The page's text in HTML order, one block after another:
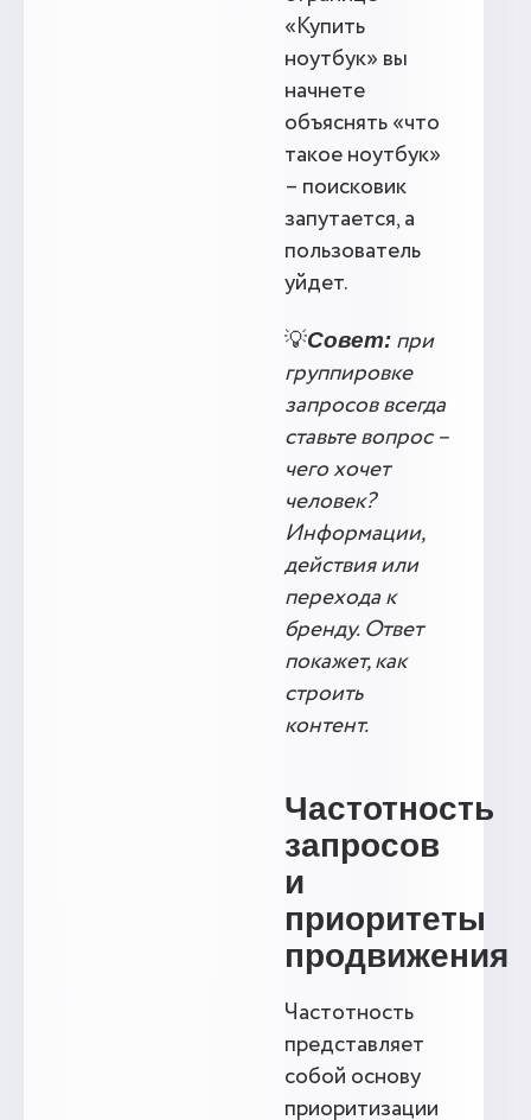
«Купить
ноутбук» вы
начнете
объяснять «что
такое ноутбук»
– поисковик
запутается, а
пользователь
уйдет.
💡Совет: при
группировке
запросов всегда
ставьте вопрос –
чего хочет
человек?
Информации,
действия или
перехода к
бренду. Ответ
покажет, как
строить
контент.
Частотность
запросов
и
приоритеты
продвижения
Частотность
представляет
собой основу
приоритизации